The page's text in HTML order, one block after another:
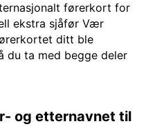
førerkort for
ekstra sjåfør Vær
ditt ble
du ta med begge deler
og etternavnet til